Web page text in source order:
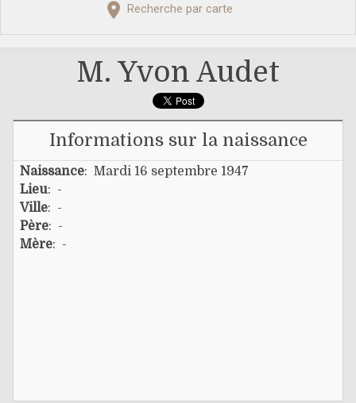
Recherche par carte
M. Yvon Audet
Informations sur la naissance
Naissance: Mardi 16 septembre 1947
Lieu: -
Ville: -
Père: -
Mère: -